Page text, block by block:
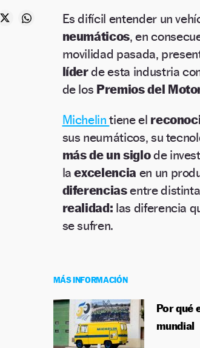
Es difícil entender un
neumáticos, en
movilidad pasada,
líderde esta industria
de los Premios del
Michelintiene el
sus neumáticos, su
más de un siglode
laexcelencia en un
diferenciasentre
realidad: las diferencia
se sufren.
MÁS INFORMACIÓN
Por qué
mundial